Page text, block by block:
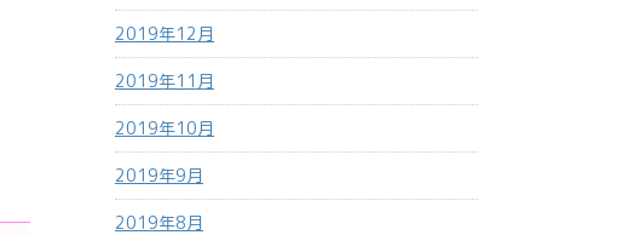
2019年12月
2019年11月
2019年10月
2019年9月
2019年8月